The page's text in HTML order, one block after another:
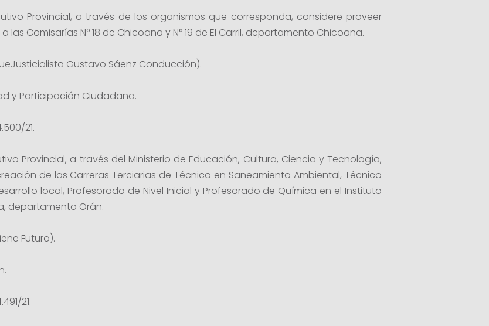
Provincial, a través de los organismos que corresponda, considere proveer
Comisarías N° 18 de Chicoana y N° 19 de El Carril, departamento Chicoana.
Gustavo Sáenz Conducción).
y Participación Ciudadana.
21.
Provincial, a través del Ministerio de Educación, Cultura, Ciencia y Tecnología,
de las Carreras Terciarias de Técnico en Saneamiento Ambiental, Técnico
local, Profesorado de Nivel Inicial y Profesorado de Química en el Instituto
departamento Orán.
Futuro).
21.